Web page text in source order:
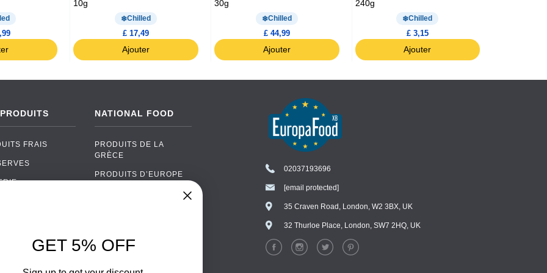
10g
Chilled
£ 17,49
Ajouter
30g
Chilled
£ 44,99
Ajouter
240g
Chilled
£ 3,15
Ajouter
FRAIS
NATIONAL FOOD
PRODUITS DE LA
GRÈCE
PRODUITS D’EUROPE
CUISINE ESPAGNOLE
02037193696
[email protected]
35 Craven Road, London, W2 3BX, UK
32 Thurloe Place, London, SW7 2HQ, UK
Chat
Chat with our support team
GET 5% OFF